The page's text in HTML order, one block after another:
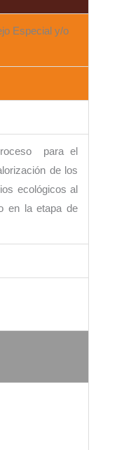
Especial y/o
para el
de los
ecológicos al
en la etapa de